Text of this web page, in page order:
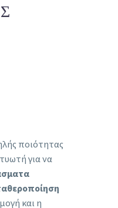
ποιότητας
για να
και η